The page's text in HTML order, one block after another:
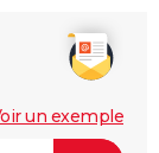
un exemple